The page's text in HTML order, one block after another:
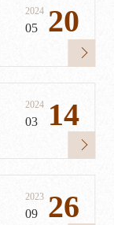
2024
05 20
2024
03 14
2023
09 26